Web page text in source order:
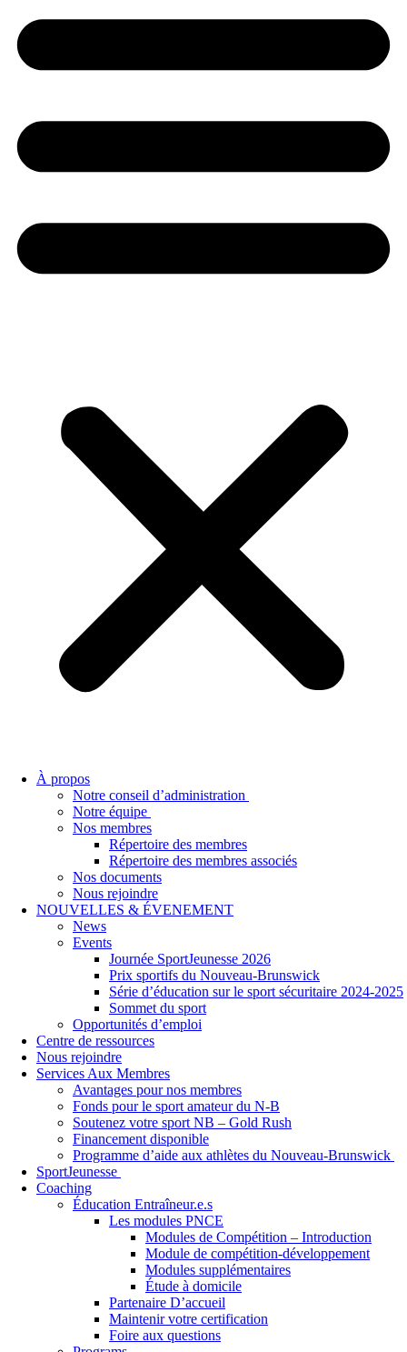
À propos
Notre conseil d’administration
Notre équipe
Nos membres
Répertoire des membres
Répertoire des membres associés
Nos documents
Nous rejoindre
NOUVELLES & ÉVENEMENT
News
Events
Journée SportJeunesse 2026
Prix sportifs du Nouveau-Brunswick
Série d’éducation sur le sport sécuritaire 2024-2025
Sommet du sport
Opportunités d’emploi
Centre de ressources
Nous rejoindre
Services Aux Membres
Avantages pour nos membres
Fonds pour le sport amateur du N-B
Soutenez votre sport NB – Gold Rush
Financement disponible
Programme d’aide aux athlètes du Nouveau-Brunswick
SportJeunesse
Coaching
Éducation Entraîneur.e.s
Les modules PNCE
Modules de Compétition – Introduction
Module de compétition-développement
Modules supplémentaires
Étude à domicile
Partenaire D’accueil
Maintenir votre certification
Foire aux questions